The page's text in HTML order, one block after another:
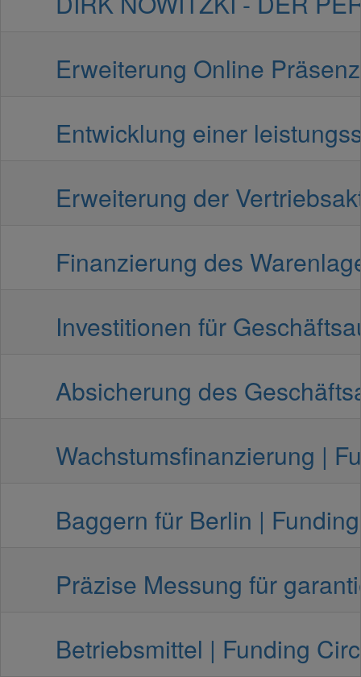
Erweiterung Online
Entwicklung einer
Erweiterung der
Finanzierung des
Investitionen für
Absicherung des
Wachstumsfinanzierung |
Baggern für Berlin |
Präzise Messung für
Betriebsmittel | Funding